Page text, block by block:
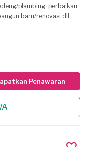
plambing, perbaikan
baru/renovasi dll.
Penawaran